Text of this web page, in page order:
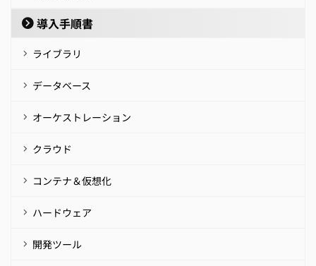
導入手順書
ライブラリ
データベース
オーケストレーション
クラウド
コンテナ＆仮想化
ハードウェア
開発ツール